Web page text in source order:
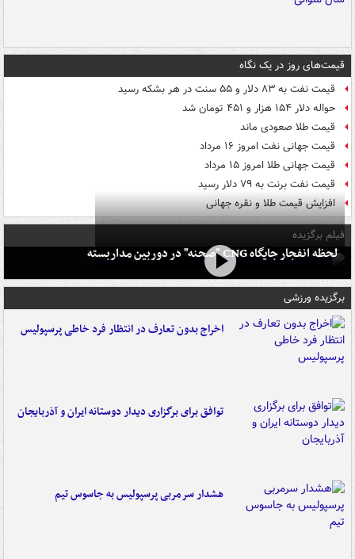
قیمت‌های روز در یک نگاه
قیمت نفت به ۸۳ دلار و ۵۵ سنت در هر بشکه رسید
حواله دلار ۱۵۴ هزار و ۴۵۱ تومان شد
قیمت طلا صعودی ماند
قیمت جهانی نفت امروز ۱۶ مرداد
قیمت جهانی طلا امروز ۱۵ مرداد
قیمت نفت برنت به ۷۹ دلار رسید
افزایش قیمت طلا و نقره جهانی
فیلم برگزیده
لحظه انفجار جایگاه CNG "صحنه" در دوربین مداربسته
برگزیده ورزشی
اخراج بدون تعارف در انتظار فرد خاطی پرسپولیس
توافق برای برگزاری دیدار دوستانه ایران و آذربایجان
هشدار سرمربی پرسپولیس به جاسوس تیم